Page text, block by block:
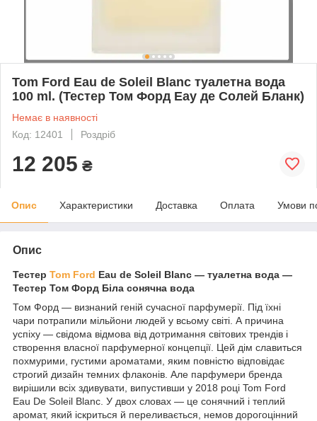
Tom Ford Eau de Soleil Blanc туалетна вода
100 ml. (Тестер Том Форд Еау де Солей Бланк)
Немає в наявності
Код: 12401
Роздріб
12 205 ₴
Опис Характеристики Доставка Оплата Умови
Опис
Тестер Tom Ford Eau de Soleil Blanc — туалетна вода —
Тестер Том Форд Біла сонячна вода
Том Форд — визнаний геній сучасної парфумерії. Під їхні
чари потрапили мільйони людей у всьому світі. А причина
успіху — свідома відмова від дотримання світових трендів і
створення власної парфумерної концепції. Цей дім славиться
похмурими, густими ароматами, яким повністю відповідає
строгий дизайн темних флаконів. Але парфумери бренда
вирішили всіх здивувати, випустивши у 2018 році Tom Ford
Eau De Soleil Blanc. У двох словах — це сонячний і теплий
аромат, який іскриться й переливається, немов дорогоцінний